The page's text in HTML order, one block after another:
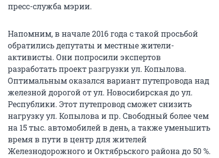
пресс-служба мэрии.
Напомним, в начале 2016 года с такой просьбой
обратились депутаты и местные жители-
активисты. Они попросили экспертов
разработать проект разгрузки ул. Копылова.
Оптимальным оказался вариант путепровода над
железной дорогой от ул. Новосибирская до ул.
Республики. Этот путепровод сможет снизить
нагрузку ул. Копылова и пр. Свободный более чем
на 15 тыс. автомобилей в день, а также уменьшить
время в пути в центр для жителей
Железнодорожного и Октябрьского района до 50 %.